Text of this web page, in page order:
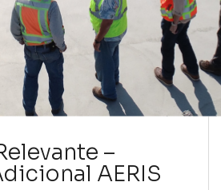
–
AERIS